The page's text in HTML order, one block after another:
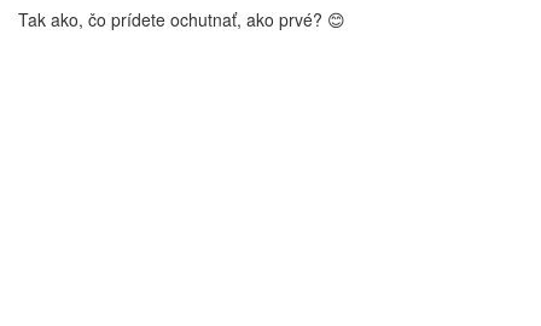
Tak ako, čo prídete ochutnať, ako prvé? 😊